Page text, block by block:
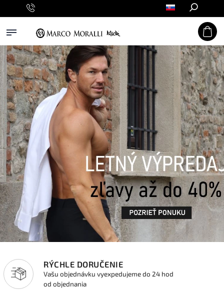
Hľadať
RÝCHLE DORUČENIE
Vašu objednávku vyexpedujeme do 24 hod
od objednania